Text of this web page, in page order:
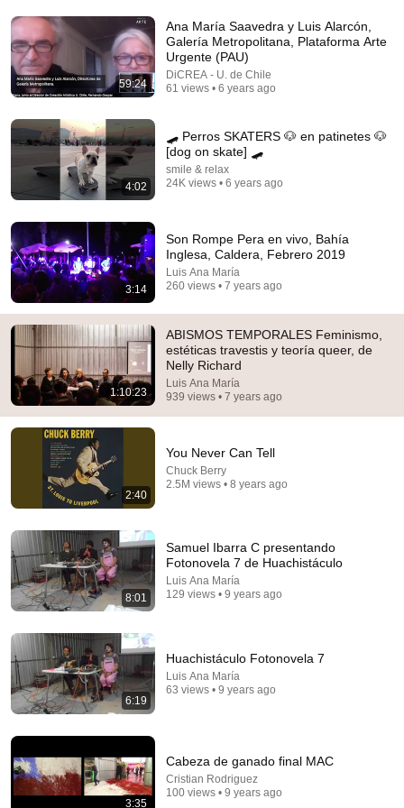
Comment...
NELLY RICHARD, ESCRITORA: "El mayor
TRIUNFO del RECHAZO”
La Voz De Los Que Sobran • 3.4K views
Aprende a leer a la gente en 3 minutos | Bárbara
Tijerina, experta en comunicación no verbal
Aprendemos juntos Mex
59:24
Ana María Saavedra y Luis Alarcón,
Galería Metropolitana, Plataforma Arte
Urgente (PAU)
DiCREA - U. de Chile
61 views • 6 years ago
4:02
🛹 Perros SKATERS 🐶 en patinetes 🐶
[dog on skate] 🛹
smile & relax
24K views • 6 years ago
3:14
Son Rompe Pera en vivo, Bahía
Inglesa, Caldera, Febrero 2019
Luis Ana María
260 views • 7 years ago
1:10:23
ABISMOS TEMPORALES Feminismo,
estéticas travestis y teoría queer, de
Nelly Richard
Luis Ana María
939 views • 7 years ago
2:40
You Never Can Tell
Chuck Berry
2.5M views • 8 years ago
8:01
Samuel Ibarra C presentando
Fotonovela 7 de Huachistáculo
Luis Ana María
129 views • 9 years ago
6:19
Huachistáculo Fotonovela 7
Luis Ana María
63 views • 9 years ago
3:35
Cabeza de ganado final MAC
Cristian Rodriguez
100 views • 9 years ago